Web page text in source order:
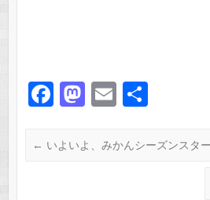
F
c
M
st
E
ail
← いよいよ、みかんシーズンスター